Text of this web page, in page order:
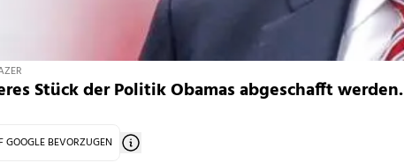
Stück der Politik Obamas abgeschafft werden.
GOOGLE BEVORZUGEN